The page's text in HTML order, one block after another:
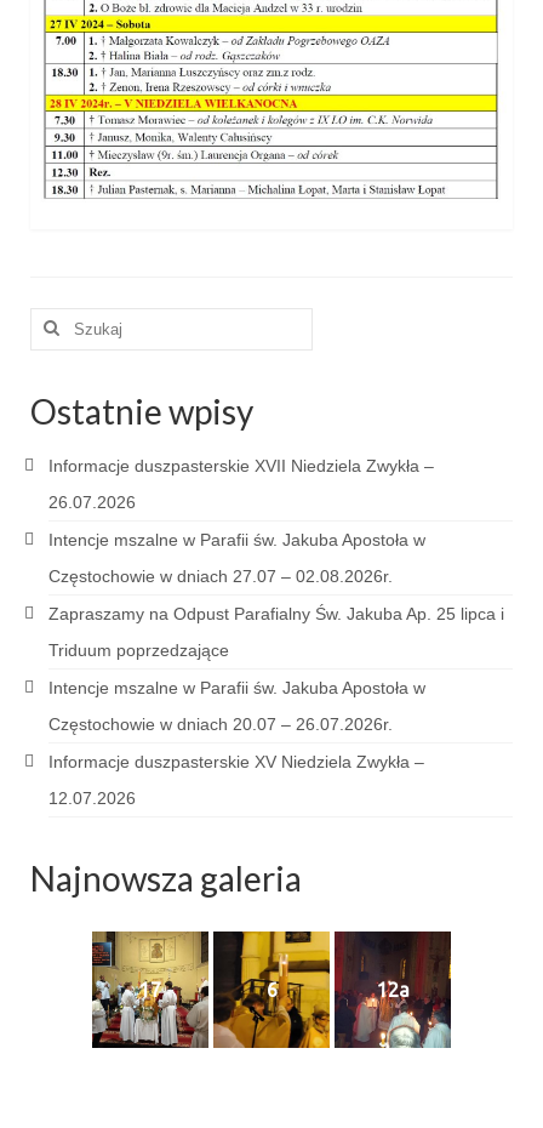
Pracownicy
e-Katolik
Nabożeństwa
Nabożeństwa różne
Sakrament chrztu
Sakrament bierzmowania
Sakrament pojednania
Sakrament małżeństwa
Sakrament namaszczenia chorych
Galeria
Niedziela Palmowa 29.03.2026
Wielki Czwartek 02.04.2026
Godzina Miłosierdzia 12.04.2026
Galerie 2025
Szuklaj
Ostatnie wpisy
Informacje duszpasterskie XVII Niedziela Zwykła –
26.07.2026
Intencje mszalne w Parafii św. Jakuba Apostoła w
Częstochowie w dniach 27.07 – 02.08.2026r.
Zapraszamy na Odpust Parafialny Św. Jakuba Ap. 25 lipca i
Triduum poprzedzające
Intencje mszalne w Parafii św. Jakuba Apostoła w
Częstochowie w dniach 20.07 – 26.07.2026r.
Informacje duszpasterskie XV Niedziela Zwykła –
12.07.2026
Najnowsza galeria
17 6 12a